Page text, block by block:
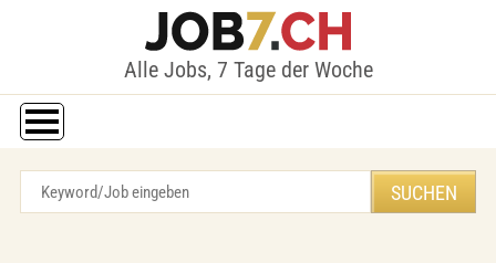
Alle Jobs, 7 Tage der Woche